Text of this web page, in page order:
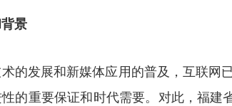
景
的发展和新媒体应用的普及，互联网
的重要保证和时代需要。对此，福